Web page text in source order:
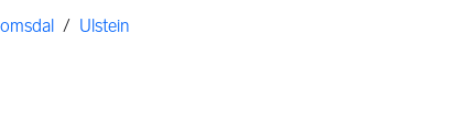
/ Ulstein